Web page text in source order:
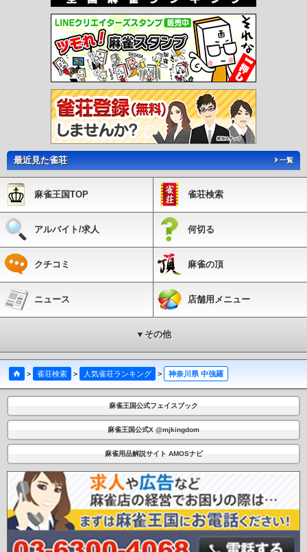
上永谷駅 下永谷駅 舞岡駅 踊場駅 中田駅 立場駅
鳥浜駅 並木北駅 並木中央駅 幸浦駅 産業振興センター駅 福浦駅
八景島駅 海の公園柴口駅 海の公園南口駅 野島公園駅 石上駅
湘南海岸公園駅 江ノ島駅 湘南江の島駅 腰越駅 鎌倉高校前駅
稲村ヶ崎駅 極楽寺駅 長谷駅 由比ヶ浜駅 和田塚駅 富士見町駅
湘南深沢駅 西鎌倉駅 片瀬山駅 目白山下駅 箱根板橋駅 風祭駅
箱根湯本駅 塔ノ沢駅 大平台駅 宮ノ下駅 小涌谷駅 彫刻の森駅
都筑ふれあいの丘駅 北山田駅 東山田駅 高田駅 日吉本町駅
中強羅駅 上強羅駅 早雲山駅
最近見た雀荘 一覧
麻雀王国TOP 雀荘検索
アルバイト/求人 何切る
クチコミ 麻雀の頂
ニュース 店舗用メニュー
▼その他
> 雀荘検索 > 人気雀荘ランキング > 神奈川県 中強羅
麻雀王国公式フェイスブック
麻雀王国公式X @mjkingdom
麻雀用品解説サイト AMOSナビ